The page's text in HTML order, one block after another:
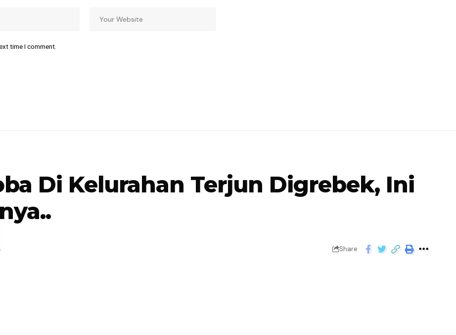
time I comment.
Di Kelurahan Terjun Digrebek, Ini
Share